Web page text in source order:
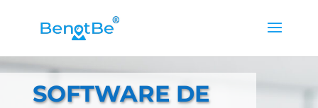
SOFTWARE DE